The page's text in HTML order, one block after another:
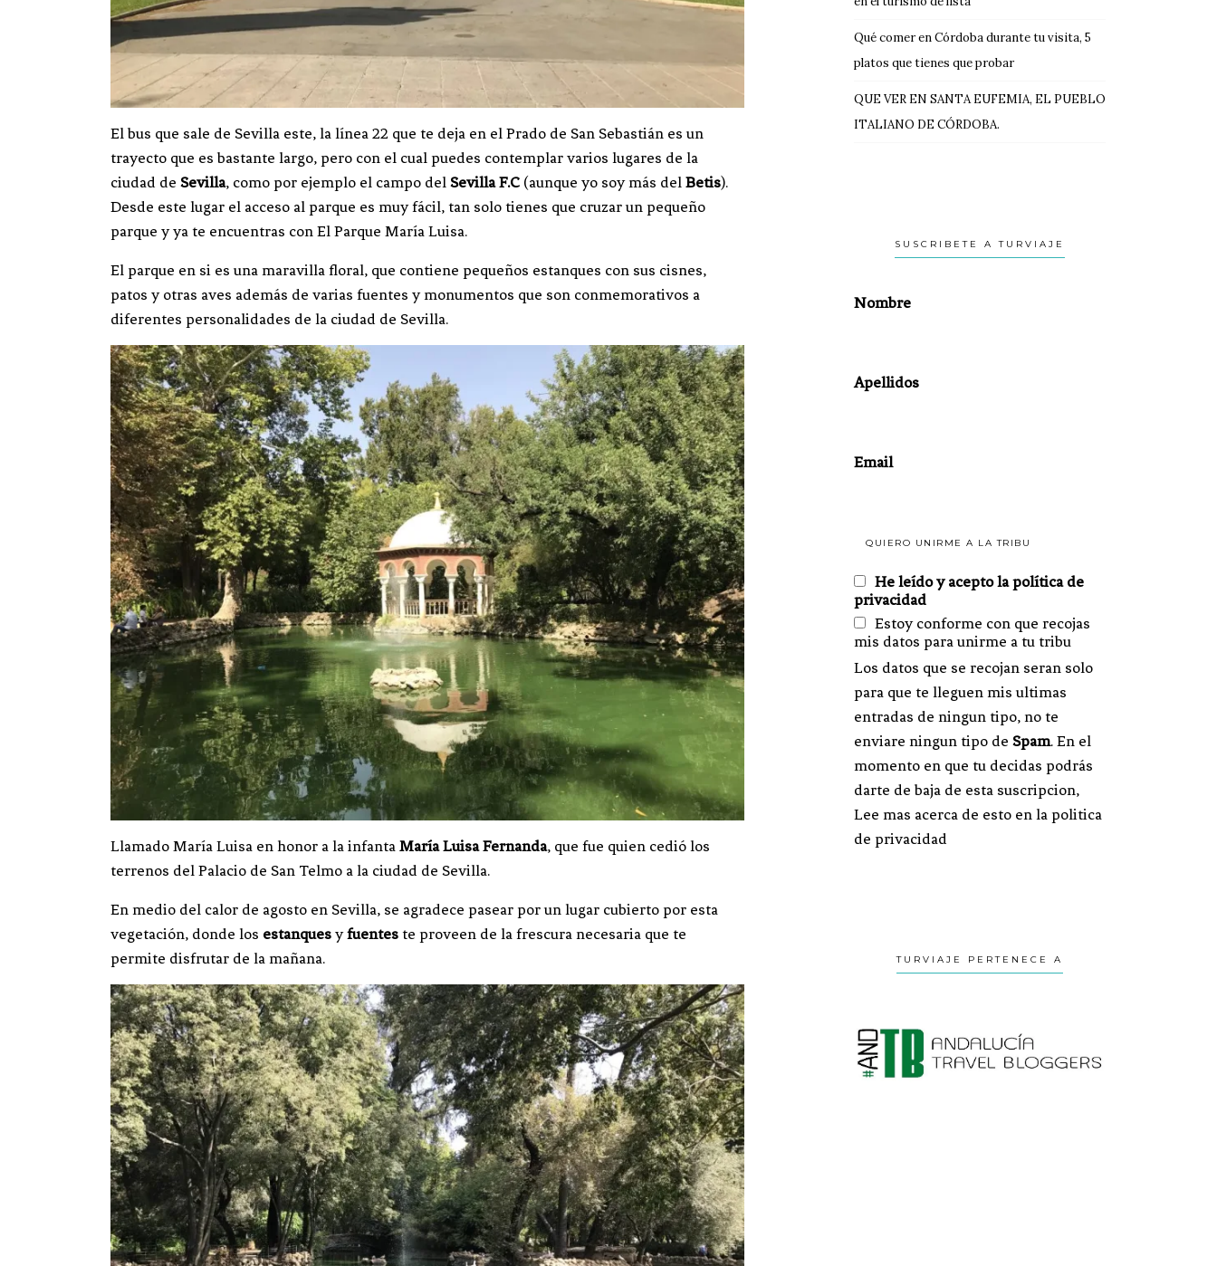
El bus que sale de Sevilla este, la línea 22 que te deja en el Prado de San Sebastián es un
trayecto que es bastante largo, pero con el cual puedes contemplar varios lugares de la
ciudad de Sevilla, como por ejemplo el campo del Sevilla F.C (aunque yo soy más del Betis).
Desde este lugar el acceso al parque es muy fácil, tan solo tienes que cruzar un pequeño
parque y ya te encuentras con El Parque María Luisa.
El parque en si es una maravilla floral, que contiene pequeños estanques con sus cisnes,
patos y otras aves además de varias fuentes y monumentos que son conmemorativos a
diferentes personalidades de la ciudad de Sevilla.
Llamado María Luisa en honor a la infanta María Luisa Fernanda, que fue quien cedió los
terrenos del Palacio de San Telmo a la ciudad de Sevilla.
En medio del calor de agosto en Sevilla, se agradece pasear por un lugar cubierto por esta
vegetación, donde los estanques yfuentes te proveen de la frescura necesaria que te
permite disfrutar de la mañana.
Qué comer en Córdoba durante tu visita, 5
platos que tienes que probar
QUE VER EN SANTA EUFEMIA, EL PUEBLO
ITALIANO DE CÓRDOBA.
SUSCRIBETE A TURVIAJE
Nombre
Apellidos
Email
He leído y acepto la política de
privacidad
Estoy conforme con que recojas
mis datos para unirme a tu tribu
Los datos que se recojan seran solo
para que te lleguen mis ultimas
entradas de ningun tipo, no te
enviare ningun tipo de Spam. En el
momento en que tu decidas podrás
darte de baja de esta suscripcion,
Lee mas acerca de esto en la politica
de privacidad
TURVIAJE PERTENECE A